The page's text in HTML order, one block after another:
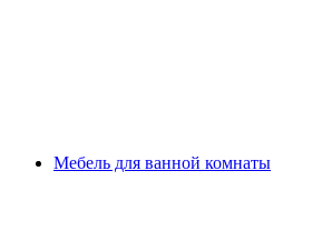
Мебель для ванной комнаты